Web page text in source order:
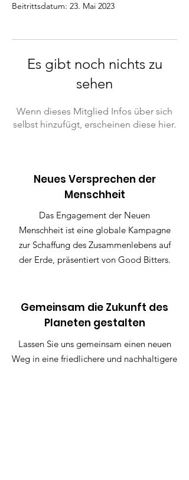
Beitrittsdatum: 23. Mai 2023
Es gibt noch nichts zu
sehen
Wenn dieses Mitglied Infos über sich
selbst hinzufügt, erscheinen diese hier.
Neues Versprechen der
Menschheit
Das Engagement der Neuen
Menschheit ist eine globale Kampagne
zur Schaffung des Zusammenlebens auf
der Erde, präsentiert von Good Bitters.
Gemeinsam die Zukunft des
Planeten gestalten
Lassen Sie uns gemeinsam einen neuen
Weg in eine friedlichere und nachhaltigere